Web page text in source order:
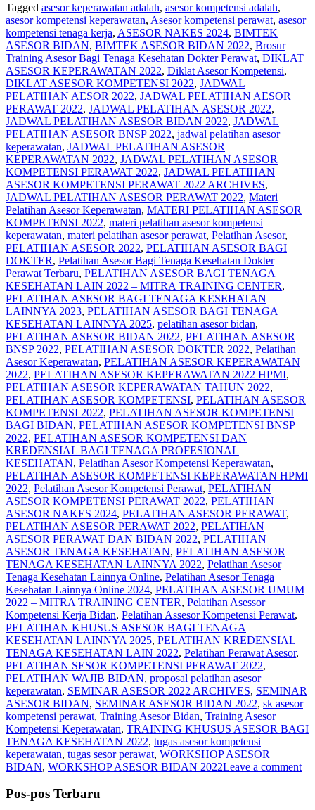
Tagged asesor keperawatan adalah, asesor kompetensi adalah,
asesor kompetensi keperawatan, Asesor kompetensi perawat, asesor
kompetensi tenaga kerja, ASESOR NAKES 2024, BIMTEK
ASESOR BIDAN, BIMTEK ASESOR BIDAN 2022, Brosur
Training Asesor Bagi Tenaga Kesehatan Dokter Perawat, DIKLAT
ASESOR KEPERAWATAN 2022, Diklat Asesor Kompetensi,
DIKLAT ASESOR KOMPETENSI 2022, JADWAL
PELATIHAN AESOR 2022, JADWAL PELATIHAN AESOR
PERAWAT 2022, JADWAL PELATIHAN ASESOR 2022,
JADWAL PELATIHAN ASESOR BIDAN 2022, JADWAL
PELATIHAN ASESOR BNSP 2022, jadwal pelatihan asesor
keperawatan, JADWAL PELATIHAN ASESOR
KEPERAWATAN 2022, JADWAL PELATIHAN ASESOR
KOMPETENSI PERAWAT 2022, JADWAL PELATIHAN
ASESOR KOMPETENSI PERAWAT 2022 ARCHIVES,
JADWAL PELATIHAN ASESOR PERAWAT 2022, Materi
Pelatihan Asesor Keperawatan, MATERI PELATIHAN ASESOR
KOMPETENSI 2022, materi pelatihan asesor kompetensi
keperawatan, materi pelatihan asesor perawat, Pelatihan Asesor,
PELATIHAN ASESOR 2022, PELATIHAN ASESOR BAGI
DOKTER, Pelatihan Asesor Bagi Tenaga Kesehatan Dokter
Perawat Terbaru, PELATIHAN ASESOR BAGI TENAGA
KESEHATAN LAIN 2022 – MITRA TRAINING CENTER,
PELATIHAN ASESOR BAGI TENAGA KESEHATAN
LAINNYA 2023, PELATIHAN ASESOR BAGI TENAGA
KESEHATAN LAINNYA 2025, pelatihan asesor bidan,
PELATIHAN ASESOR BIDAN 2022, PELATIHAN ASESOR
BNSP 2022, PELATIHAN ASESOR DOKTER 2022, Pelatihan
Asesor Keperawatan, PELATIHAN ASESOR KEPERAWATAN
2022, PELATIHAN ASESOR KEPERAWATAN 2022 HPMI,
PELATIHAN ASESOR KEPERAWATAN TAHUN 2022,
PELATIHAN ASESOR KOMPETENSI, PELATIHAN ASESOR
KOMPETENSI 2022, PELATIHAN ASESOR KOMPETENSI
BAGI BIDAN, PELATIHAN ASESOR KOMPETENSI BNSP
2022, PELATIHAN ASESOR KOMPETENSI DAN
KREDENSIAL BAGI TENAGA PROFESIONAL
KESEHATAN, Pelatihan Asesor Kompetensi Keperawatan,
PELATIHAN ASESOR KOMPETENSI KEPERAWATAN HPMI
2022, Pelatihan Asesor Kompetensi Perawat, PELATIHAN
ASESOR KOMPETENSI PERAWAT 2022, PELATIHAN
ASESOR NAKES 2024, PELATIHAN ASESOR PERAWAT,
PELATIHAN ASESOR PERAWAT 2022, PELATIHAN
ASESOR PERAWAT DAN BIDAN 2022, PELATIHAN
ASESOR TENAGA KESEHATAN, PELATIHAN ASESOR
TENAGA KESEHATAN LAINNYA 2022, Pelatihan Asesor
Tenaga Kesehatan Lainnya Online, Pelatihan Asesor Tenaga
Kesehatan Lainnya Online 2024, PELATIHAN ASESOR UMUM
2022 – MITRA TRAINING CENTER, Pelatihan Asessor
Kompetensi Kerja Bidan, Pelatihan Assesor Kompetensi Perawat,
PELATIHAN KHUSUS ASESOR BAGI TENAGA
KESEHATAN LAINNYA 2025, PELATIHAN KREDENSIAL
TENAGA KESEHATAN LAIN 2022, Pelatihan Perawat Asesor,
PELATIHAN SESOR KOMPETENSI PERAWAT 2022,
PELATIHAN WAJIB BIDAN, proposal pelatihan asesor
keperawatan, SEMINAR ASESOR 2022 ARCHIVES, SEMINAR
ASESOR BIDAN, SEMINAR ASESOR BIDAN 2022, sk asesor
kompetensi perawat, Training Asesor Bidan, Training Asesor
Kompetensi Keperawatan, TRAINING KHUSUS ASESOR BAGI
TENAGA KESEHATAN 2022, tugas asesor kompetensi
keperawatan, tugas sesor perawat, WORKSHOP ASESOR
BIDAN, WORKSHOP ASESOR BIDAN 2022Leave a comment
Pos-pos Terbaru